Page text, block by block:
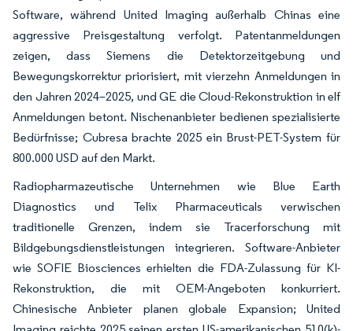
Software, während United Imaging außerhalb Chinas eine
aggressive Preisgestaltung verfolgt. Patentanmeldungen
zeigen, dass Siemens die Detektorzeitgebung und
Bewegungskorrektur priorisiert, mit vierzehn Anmeldungen in
den Jahren 2024–2025, und GE die Cloud-Rekonstruktion in elf
Anmeldungen betont. Nischenanbieter bedienen spezialisierte
Bedürfnisse; Cubresa brachte 2025 ein Brust-PET-System für
800.000 USD auf den Markt.
Radiopharmazeutische Unternehmen wie Blue Earth
Diagnostics und Telix Pharmaceuticals verwischen
traditionelle Grenzen, indem sie Tracerforschung mit
Bildgebungsdienstleistungen integrieren. Software-Anbieter
wie SOFIE Biosciences erhielten die FDA-Zulassung für KI-
Rekonstruktion, die mit OEM-Angeboten konkurriert.
Chinesische Anbieter planen globale Expansion; United